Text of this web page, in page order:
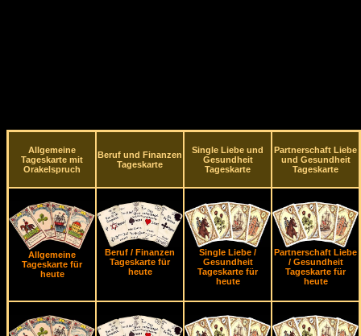
Allgemeine
Tageskarte mit
Orakelspruch
Beruf und Finanzen
Tageskarte
Single Liebe und
Gesundheit
Tageskarte
Partnerschaft Liebe
und Gesundheit
Tageskarte
Allgemeine
Tageskarte für
heute
Beruf / Finanzen
Tageskarte für
heute
Single Liebe /
Gesundheit
Tageskarte für
heute
Partnerschaft Liebe
/ Gesundheit
Tageskarte für
heute